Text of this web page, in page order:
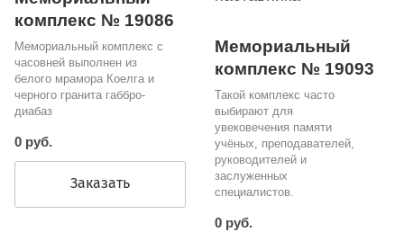
комплекс № 19086
Мемориальный комплекс с
часовней выполнен из
белого мрамора Коелга и
черного гранита габбро-
диабаз
0 руб.
Заказать
Мемориальный
комплекс № 19093
Такой комплекс часто
выбирают для
увековечения памяти
учёных, преподавателей,
руководителей и
заслуженных
специалистов.
0 руб.